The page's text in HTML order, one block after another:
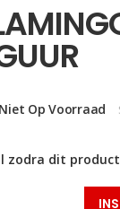
Niet Op Voorraad
zodra dit